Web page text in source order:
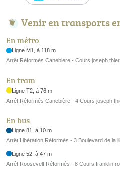
Venir en transports
En métro
Ligne M1, à 118 m
Arrêt Réformés Canebière - Cours joseph
En tram
Ligne T2, à 76 m
Arrêt Réformés Canebière - 4 Cours joseph
En bus
Ligne 81, à 10 m
Arrêt Libération Réformés - 3 Boulevard de la
Ligne 52, à 47 m
Arrêt Roosevelt Réformés - 8 Cours franklin